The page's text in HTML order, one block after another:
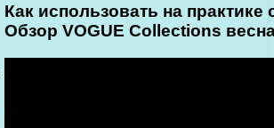
Как использовать на
Обзор VOGUE Collections